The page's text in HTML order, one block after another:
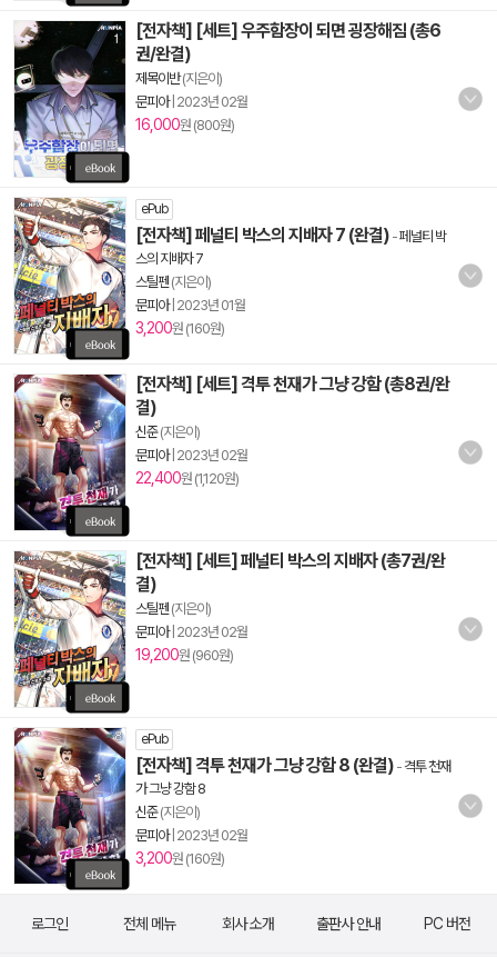
[전자책] [세트] 우주함장이 되면 굉장해짐 (총6
권/완결)
제목이반(지은이)
문피아| 2023년 02월
16,000원 (800원)
ePub
[전자책] 페널티 박스의 지배자 7 (완결) -페널티 박
스의 지배자 7
스틸펜 (지은이)
문피아| 2023년 01월
3,200원 (160원)
[전자책] [세트] 격투 천재가 그냥 강함 (총8권/완
결)
신준(지은이)
문피아| 2023년 02월
22,400원 (1,120원)
[전자책] [세트] 페널티 박스의 지배자 (총7권/완
결)
스틸펜 (지은이)
문피아| 2023년 02월
19,200원 (960원)
ePub
[전자책] 격투 천재가 그냥 강함 8 (완결) -격투 천재
가 그냥 강함 8
신준(지은이)
문피아| 2023년 02월
3,200원 (160원)
로그인 전체 메뉴 회사 소개 출판사 안내 PC 버전